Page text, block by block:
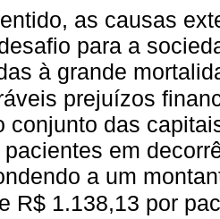
as causas
para a
à grande
prejuízos
conjunto das
pacientes em
a um
R$ 1.138,13 por